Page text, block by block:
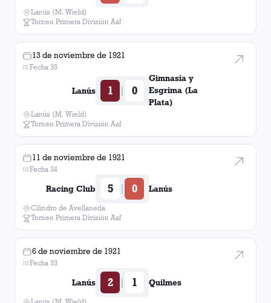
Lanús (M. Wield)
Torneo Primera División Aaf
13 de noviembre de 1921
Fecha 35
Lanús 1 | 0
Gimnasia y
Esgrima (La
Plata)
Lanús (M. Wield)
Torneo Primera División Aaf
11 de noviembre de 1921
Fecha 34
Racing Club 5 | 0 Lanús
Cilindro de Avellaneda
Torneo Primera División Aaf
6 de noviembre de 1921
Fecha 33
Lanús 2 | 1 Quilmes